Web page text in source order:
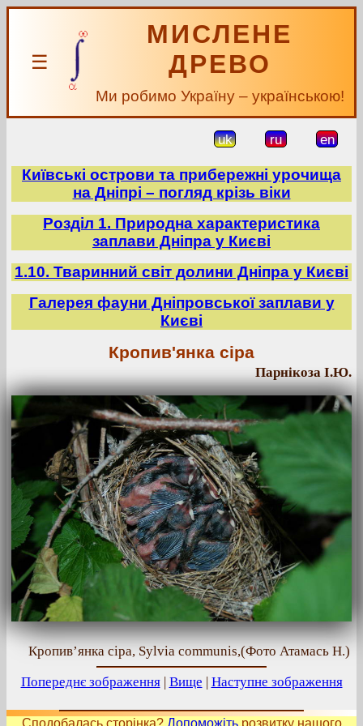
☰
МИСЛЕНЕ
ДРЕВО
Ми робимо Україну – українською!
uk ru en
Київські острови та прибережні урочища
на Дніпрі – погляд крізь віки
Розділ 1. Природна характеристика
заплави Дніпра у Києві
1.10. Тваринний світ долини Дніпра у Києві
Галерея фауни Дніпровської заплави у
Києві
Кропив'янка сіра
Парнікоза І.Ю.
Кропив’янка сіра, Sylvia communis,(Фото Атамась Н.)
Попереднє зображення| Вище Наступне зображення
Сподобалась сторінка? Допоможітьрозвитку нашого